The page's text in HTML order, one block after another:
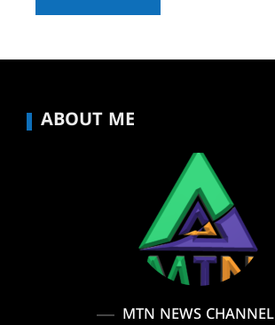
ABOUT ME
MTN NEWS CHANNEL